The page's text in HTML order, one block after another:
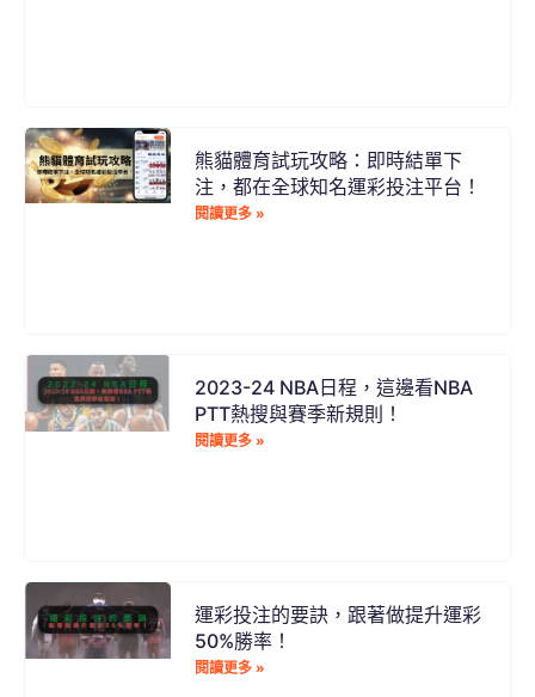
熊貓體育試玩攻略：即時結單下
注，都在全球知名運彩投注平台！
閱讀更多 »
2023-24 NBA日程，這邊看NBA
PTT熱搜與賽季新規則！
閱讀更多 »
運彩投注的要訣，跟著做提升運彩
50%勝率！
閱讀更多 »